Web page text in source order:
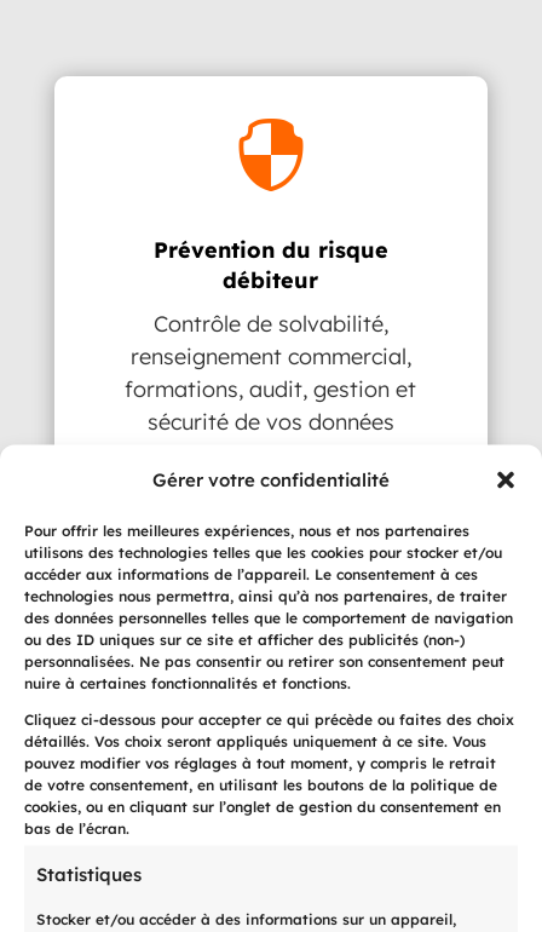
Gérer votre confidentialité
Pour offrir les meilleures expériences, nous et nos partenaires
utilisons des technologies telles que les cookies pour stocker et/ou
accéder aux informations de l’appareil. Le consentement à ces
technologies nous permettra, ainsi qu’à nos partenaires, de traiter
des données personnelles telles que le comportement de navigation
ou des ID uniques sur ce site et afficher des publicités (non-)
personnalisées. Ne pas consentir ou retirer son consentement peut
nuire à certaines fonctionnalités et fonctions.
Cliquez ci-dessous pour accepter ce qui précède ou faites des choix
détaillés. Vos choix seront appliqués uniquement à ce site. Vous
pouvez modifier vos réglages à tout moment, y compris le retrait
de votre consentement, en utilisant les boutons de la politique de
cookies, ou en cliquant sur l’onglet de gestion du consentement en
bas de l’écran.
Statistiques
Stocker et/ou accéder à des informations sur un appareil,

Prévention du risque
débiteur
Contrôle de solvabilité,
renseignement commercial,
formations, audit, gestion et
sécurité de vos données

Recouvrement d'impayés
Recouvrement gratuit,
recouvrement judiciaire,
recouvrement médical, gestion
des actes de défaut de biens